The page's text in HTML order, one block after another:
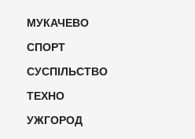
МУКАЧЕВО
СПОРТ
СУСПІЛЬСТВО
ТЕХНО
УЖГОРОД